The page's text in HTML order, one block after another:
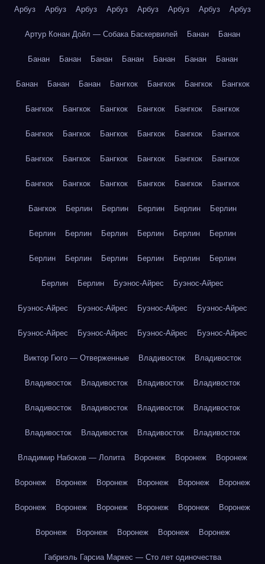
Арбуз Арбуз Арбуз Арбуз Арбуз Арбуз Арбуз Арбуз
Артур Конан Дойл — Собака Баскервилей Банан Банан
Банан Банан Банан Банан Банан Банан Банан
Банан Банан Банан Бангкок Бангкок Бангкок Бангкок
Бангкок Бангкок Бангкок Бангкок Бангкок Бангкок
Бангкок Бангкок Бангкок Бангкок Бангкок Бангкок
Бангкок Бангкок Бангкок Бангкок Бангкок Бангкок
Бангкок Бангкок Бангкок Бангкок Бангкок Бангкок
Бангкок Берлин Берлин Берлин Берлин Берлин
Берлин Берлин Берлин Берлин Берлин Берлин
Берлин Берлин Берлин Берлин Берлин Берлин
Берлин Берлин Буэнос-Айрес Буэнос-Айрес
Буэнос-Айрес Буэнос-Айрес Буэнос-Айрес Буэнос-Айрес
Буэнос-Айрес Буэнос-Айрес Буэнос-Айрес Буэнос-Айрес
Виктор Гюго — Отверженные Владивосток Владивосток
Владивосток Владивосток Владивосток Владивосток
Владивосток Владивосток Владивосток Владивосток
Владивосток Владивосток Владивосток Владивосток
Владимир Набоков — Лолита Воронеж Воронеж Воронеж
Воронеж Воронеж Воронеж Воронеж Воронеж Воронеж
Воронеж Воронеж Воронеж Воронеж Воронеж Воронеж
Воронеж Воронеж Воронеж Воронеж Воронеж
Габриэль Гарсиа Маркес — Сто лет одиночества